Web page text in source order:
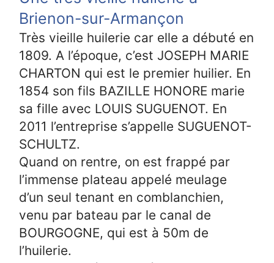
Brienon-sur-Armançon
Très vieille huilerie car elle a débuté en
1809. A l’époque, c’est JOSEPH MARIE
CHARTON qui est le premier huilier. En
1854 son fils BAZILLE HONORE marie
sa fille avec LOUIS SUGUENOT. En
2011 l’entreprise s’appelle SUGUENOT-
SCHULTZ.
Quand on rentre, on est frappé par
l’immense plateau appelé meulage
d’un seul tenant en comblanchien,
venu par bateau par le canal de
BOURGOGNE, qui est à 50m de
l’huilerie.